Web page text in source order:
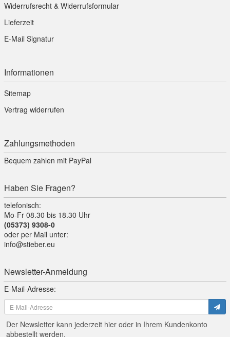
Widerrufsrecht & Widerrufsformular
Lieferzeit
E-Mail Signatur
Informationen
Sitemap
Vertrag widerrufen
Zahlungsmethoden
Bequem zahlen mit PayPal
Haben Sie Fragen?
telefonisch:
Mo-Fr 08.30 bis 18.30 Uhr
(05373) 9308-0
oder per Mail unter:
info@stieber.eu
Newsletter-Anmeldung
E-Mail-Adresse:
Der Newsletter kann jederzeit hier oder in Ihrem Kundenkonto
abbestellt werden.